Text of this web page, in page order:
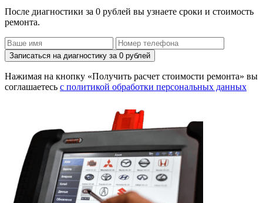
После диагностики за 0 рублей вы узнаете сроки и стоимость
ремонта.
Записаться на диагностику за 0 рублей
Нажимая на кнопку «Получить расчет стоимости ремонта» вы
соглашаетесь с политикой обработки персональных данных